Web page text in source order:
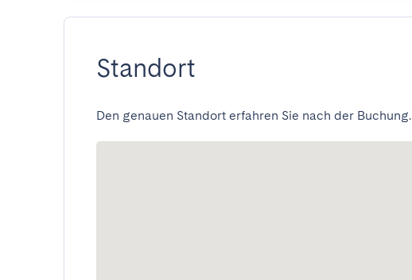
Standort
Den genauen Standort erfahren Sie nach der Buchung.